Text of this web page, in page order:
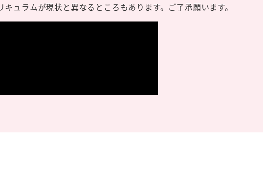
ュラムが現状と異なるところもあります。ご了承願います。